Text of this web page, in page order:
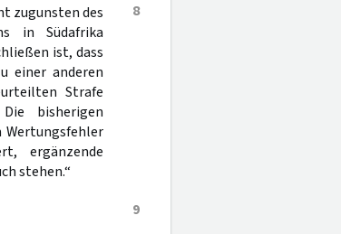
8
zugunsten des
in Südafrika
ist, dass
einer anderen
Strafe
bisherigen
ergänzende
stehen.“
9